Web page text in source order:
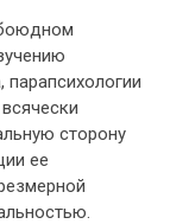
парапсихологии
сторону
ее